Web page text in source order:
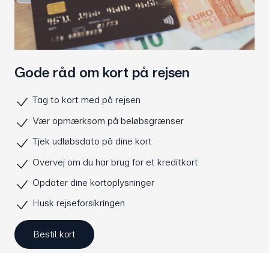
Gode råd om kort på rejsen
Tag to kort med på rejsen
Vær opmærksom på beløbsgrænser
Tjek udløbsdato på dine kort
Overvej om du har brug for et kreditkort
Opdater dine kortoplysninger
Husk rejseforsikringen
Bestil kort